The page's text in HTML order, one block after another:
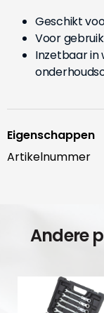
Geschikt
Voor
Inzetbaar
Eigenschappen
Artikelnummer
Andere